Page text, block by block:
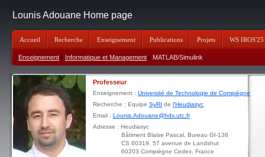
Accueil Recherche Enseignement Publications Projets WS IROS'25
Enseignement Informatique et Management MATLAB/Simulink
Lounis Adouane Home page
Professeur
Enseignement : Université de Technologie de Compiègne
Recherche : Equipe SyRI de l'Heudiasyc
Email : Lounis.Adouane@hds.utc.fr
Adresse : Heudiasyc
Bâtiment Blaise Pascal, Bureau GI-138
CS 60319, 57 avenue de Landshut
60203 Compiègne Cedex, France